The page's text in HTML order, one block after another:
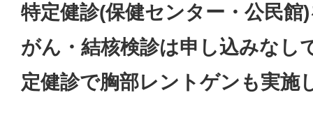
特定健診(保健センター・公民館
がん・結核検診は申し込みなし
定健診で胸部レントゲンも実施